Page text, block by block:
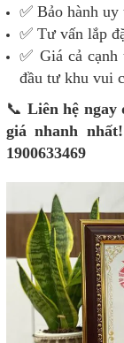
✅ Bảo hành
✅ Tư vấn lắp
✅ Giá cả
đầu tư khu vui
📞 Liên hệ ngay
giá nhanh
1900633469